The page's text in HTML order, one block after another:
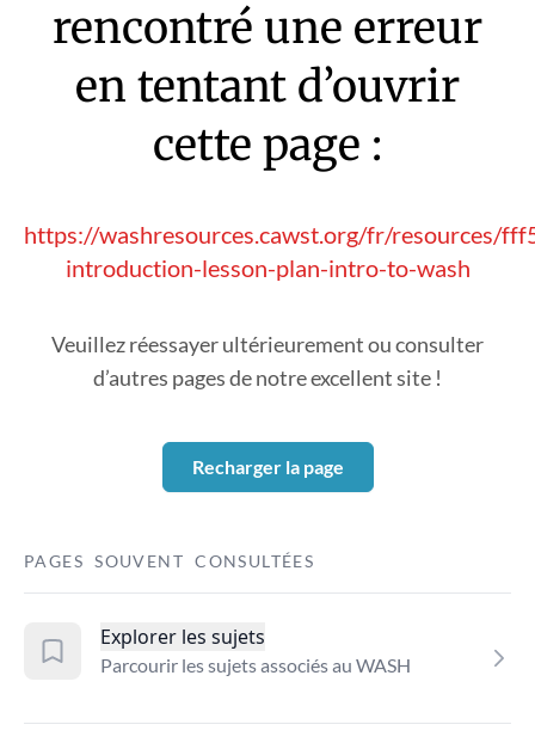
rencontré une erreur
en tentant d’ouvrir
cette page :
https://washresources.cawst.org/fr/resources/
introduction-lesson-plan-intro-to-wash
Veuillez réessayer ultérieurement ou consulter
d’autres pages de notre excellent site !
Recharger la page
PAGES SOUVENT CONSULTÉES
Explorer les sujets
Parcourir les sujets associés au WASH